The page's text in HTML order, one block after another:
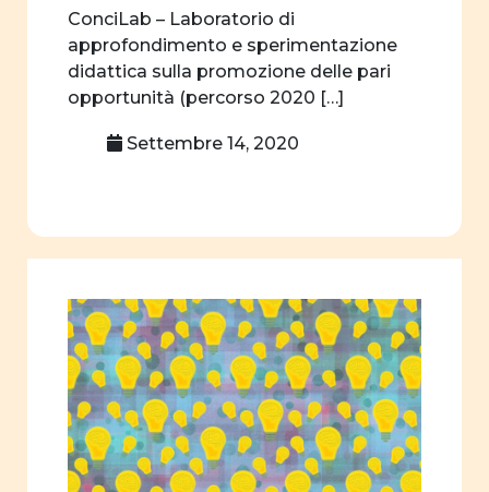
Violenza
Violenza di
genere
Comunicazione
quotidiane
Pubblicità
Percorsi di vita
sessualità
affettività
ConciLab – Laboratorio di
approfondimento e sperimentazione
didattica sulla promozione delle pari
opportunità (percorso 2020 […]
Settembre 14, 2020